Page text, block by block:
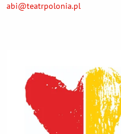
abi@teatrpolonia.pl